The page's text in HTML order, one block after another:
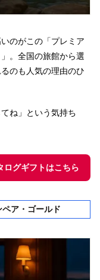
のがこの「プレミア
。全国の旅館から選
のも人気の理由のひ
ね」という気持ち
グギフトはこちら
ア・ゴールド